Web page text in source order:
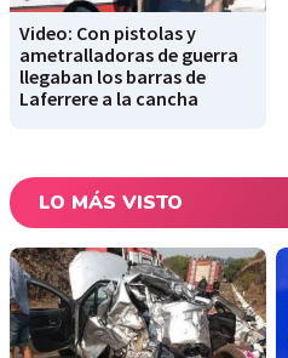
Video: Con pistolas y
ametralladoras de guerra
llegaban los barras de
Laferrere a la cancha
LO MÁS VISTO